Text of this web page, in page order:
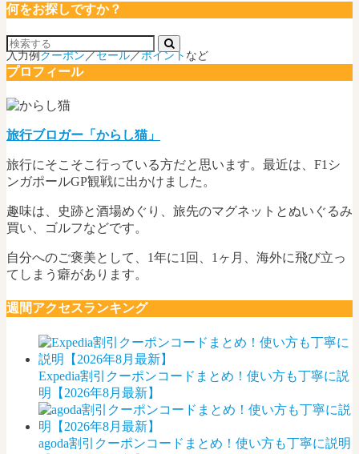
何をお探しですか？
入力例クーポン／セール／ポイント など
プロフィール
旅行ブロガー「からし猫」
旅行にそこそこ行っている方だと思います。最近は、F1シ
ンガポールGP観戦に出かけました。
趣味は、史跡と酒場めぐり、旅先のマグネットとぬいぐるみ
買い、ゴルフなどです。
自分へのご褒美として、1年に1回、1ヶ月、海外に飛び立っ
てしまう癖があります。
週間アクセスランキング
Expedia割引クーポンコードまとめ！使い方も丁寧に説
明【2026年8月最新】
agoda割引クーポンコードまとめ！使い方も丁寧に説明